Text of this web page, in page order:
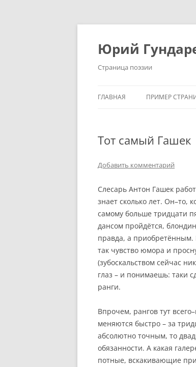
Перейти
содержимому
Юрий
Страница поэзии
ГЛАВНАЯ ПРИМЕР
Тот самый Гашек
Добавить комментарий
Слесарь Антон Гашек
знает сколько лет. Он–то,
самому больше тридцати
дансом пройдётся,
правда, а приобретённым.
так чувство юмора и
(зубоскальством сейчас
глаз – и понимаешь: таки
ранги.
Впрочем, рангов тут
меняются быстро – за
абсолютно точным, то
обязанности. А какая
потные, вскакивающие